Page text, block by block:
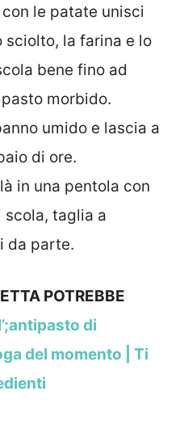
le patate unisci
la farina e lo
bene fino ad
morbido.
umido e lascia a
di ore.
in una pentola con
scola, taglia a
da parte.
POTREBBE
di
del momento | Ti